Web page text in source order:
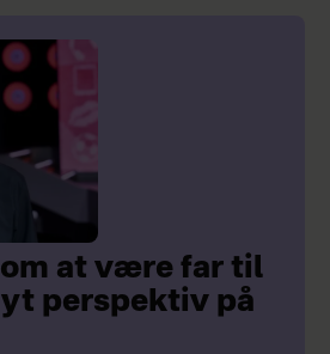
om at være far til
perspektiv på